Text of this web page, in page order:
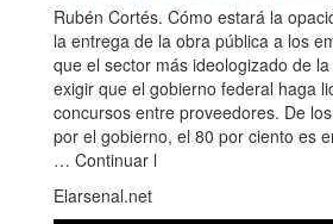
Rubén Cortés. Cómo estará la
la entrega de la obra pública a los
que el sector más ideologizado de
exigir que el gobierno federal haga
concursos entre proveedores. De
por el gobierno, el 80 por ciento es
… Continuar l
Elarsenal.net